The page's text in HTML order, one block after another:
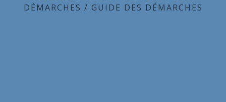
DÉMARCHES / GUIDE DES DÉMARCHES